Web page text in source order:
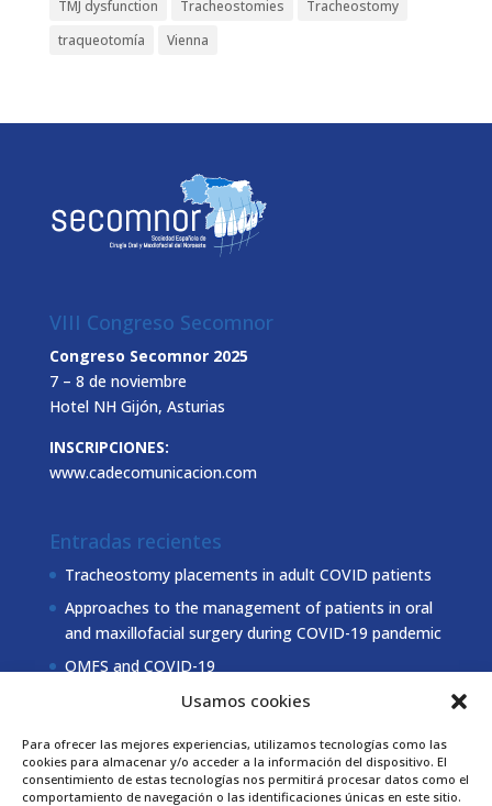
Usamos cookies
Para ofrecer las mejores experiencias, utilizamos tecnologías como las
cookies para almacenar y/o acceder a la información del dispositivo. El
consentimiento de estas tecnologías nos permitirá procesar datos como el
comportamiento de navegación o las identificaciones únicas en este sitio.
TMJ dysfunction
Tracheostomies
Tracheostomy
traqueotomía
Vienna
VIII Congreso Secomnor
Congreso Secomnor 2025
7 – 8 de noviembre
Hotel NH Gijón, Asturias
INSCRIPCIONES:
www.cadecomunicacion.com
Entradas recientes
Tracheostomy placements in adult COVID patients
Approaches to the management of patients in oral
and maxillofacial surgery during COVID-19 pandemic
OMFS and COVID-19
Coordinación Secomnor
Tel. 981 178 000